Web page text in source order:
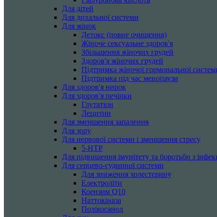
Для дітей
Для дихальної системи
Для жінок
Детокс (повне очищення)
Жіноче сексуальне здоров'я
Збільшення жіночих грудей
Здоров'я жіночих грудей
Підтримка жіночої гормональної
Підтримка під час менопаузи
Для здоров'я нирок
Для здоров'я печінки
Глутатіон
Лецитин
Для зменшення запалення
Для зору
Для нервової системи і зменшення стресу
5-HTP
Для підвищення імунітету та боротьби з
Для серцево-судинної системи
Для зниження холестерину
Електроліти
Коензим Q10
Наттокіназа
Полікосанол